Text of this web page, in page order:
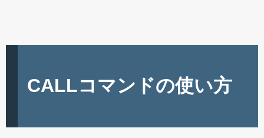
CALLコマンドの使い方